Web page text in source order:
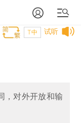
试听
T中
，对外开放和输